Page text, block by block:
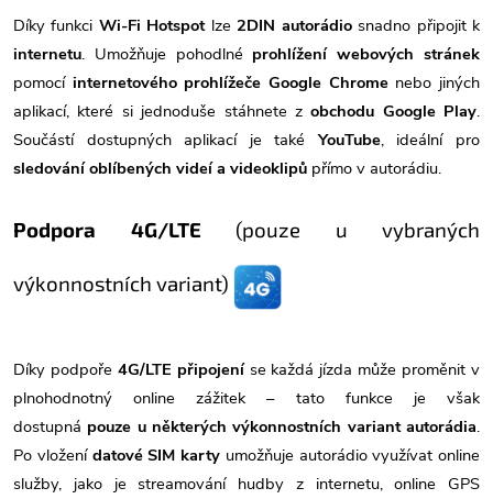
Díky funkci Wi-Fi Hotspotlze 2DIN autorádiosnadno připojit k
internetu. Umožňuje pohodlné prohlížení webových stránek
pomocí internetového prohlížeče Google Chromenebo jiných
aplikací, které si jednoduše stáhnete zobchodu Google Play.
Součástí dostupných aplikací je takéYouTube, ideální pro
sledování oblíbených videí a videoklipů přímo v autorádiu.
Podpora 4G/LTE (pouze u vybraných
výkonnostních variant)
Díky podpoře 4G/LTE připojení se každá jízda může proměnit v
plnohodnotný online zážitek – tato funkce je však
dostupná pouze u některých výkonnostních variant autorádia.
Po vložení datové SIM karty umožňuje autorádio využívat online
služby, jako je streamování hudby z internetu, online GPS